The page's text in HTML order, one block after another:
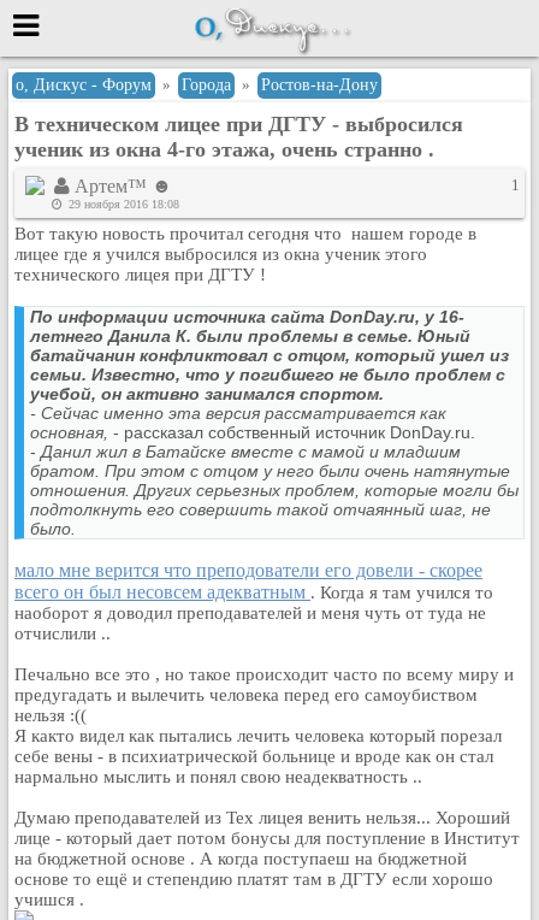
Меню
или войти через
Вход с 7ooo.ru
Регистрация
Данные авторизации одинаковые с
сайтом 7ooo.ru
Форумы
Главная
Поиск
Новые сообщения
Беседы
Игры
Физкультура и спорт
Видео и Кино
Космос
Домашние питомцы
Медицина
Компьютер
Ещё
Пользователи / Поиск
Группы
Норм
о, Дискус - Форум » Города » Ростов-на-Дону
В техническом лицее при ДГТУ - выбросился
ученик из окна 4-го этажа, очень странно .
Артем™ ☻
29 ноября 2016 18:08
1
Вот такую новость прочитал сегодня что нашем городе в
лицее где я учился выбросился из окна ученик этого
технического лицея при ДГТУ !
По информации источника сайта DonDay.ru, у 16-
летнего Данила К. были проблемы в семье. Юный
батайчанин конфликтовал с отцом, который ушел из
семьи. Известно, что у погибшего не было проблем с
учебой, он активно занимался спортом.
- Сейчас именно эта версия рассматривается как
основная, - рассказал собственный источник DonDay.ru.
- Данил жил в Батайске вместе с мамой и младшим
братом. При этом с отцом у него были очень натянутые
отношения. Других серьезных проблем, которые могли бы
подтолкнуть его совершить такой отчаянный шаг, не
было.
мало мне верится что преподователи его довели - скорее
всего он был несовсем адекватным . Когда я там учился то
наоборот я доводил преподавателей и меня чуть от туда не
отчислили ..
Печально все это , но такое происходит часто по всему миру и
предугадать и вылечить человека перед его самоубиством
нельзя :((
Я както видел как пытались лечить человека который порезал
себе вены - в психиатрической больнице и вроде как он стал
нармально мыслить и понял свою неадекватность ..
Думаю преподавателей из Тех лицея венить нельзя... Хороший
лице - который дает потом бонусы для поступление в Институт
на бюджетной основе . А когда поступаеш на бюджетной
основе то ещё и степендию платят там в ДГТУ если хорошо
учишся .